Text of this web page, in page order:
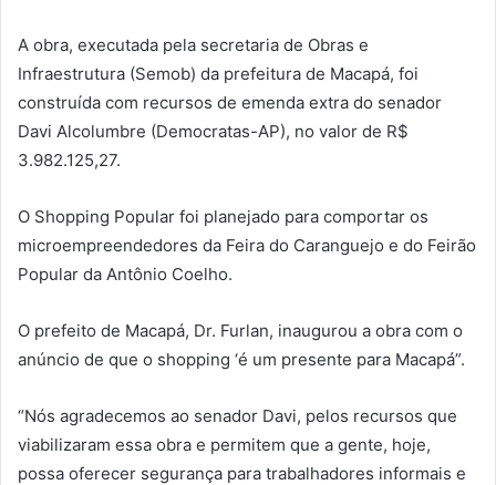
A obra, executada pela secretaria de Obras e
Infraestrutura (Semob) da prefeitura de Macapá, foi
construída com recursos de emenda extra do senador
Davi Alcolumbre (Democratas-AP), no valor de R$
3.982.125,27.
O Shopping Popular foi planejado para comportar os
microempreendedores da Feira do Caranguejo e do Feirão
Popular da Antônio Coelho.
O prefeito de Macapá, Dr. Furlan, inaugurou a obra com o
anúncio de que o shopping ‘é um presente para Macapá”.
“Nós agradecemos ao senador Davi, pelos recursos que
viabilizaram essa obra e permitem que a gente, hoje,
possa oferecer segurança para trabalhadores informais e